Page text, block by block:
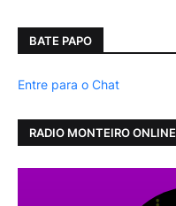
BATE PAPO
Entre para o Chat
RADIO MONTEIRO ONLINE